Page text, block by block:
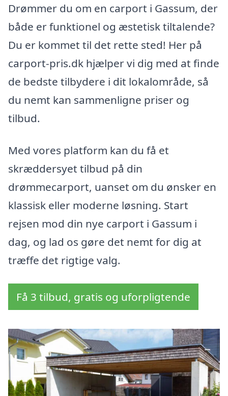
Drømmer du om en carport i Gassum, der
både er funktionel og æstetisk tiltalende?
Du er kommet til det rette sted! Her på
carport-pris.dk hjælper vi dig med at finde
de bedste tilbydere i dit lokalområde, så
du nemt kan sammenligne priser og
tilbud.
Med vores platform kan du få et
skræddersyet tilbud på din
drømmecarport, uanset om du ønsker en
klassisk eller moderne løsning. Start
rejsen mod din nye carport i Gassum i
dag, og lad os gøre det nemt for dig at
træffe det rigtige valg.
Få 3 tilbud, gratis og uforpligtende